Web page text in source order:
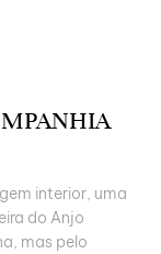
interior, uma
do Anjo
mas pelo